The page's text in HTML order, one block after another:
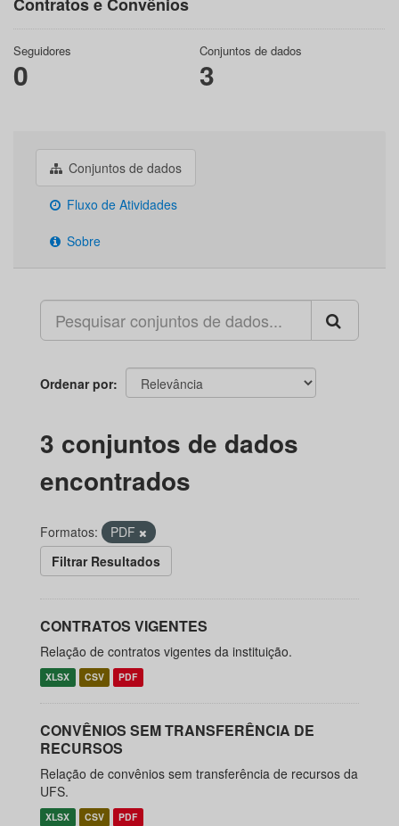
Seguidores
0
Conjuntos de dados
3
Conjuntos de dados
Fluxo de Atividades
Sobre
Ordenar por
3 conjuntos de dados
encontrados
Formatos:
PDF
Filtrar Resultados
CONTRATOS VIGENTES
Relação de contratos vigentes da instituição.
XLSX CSV PDF
CONVÊNIOS SEM TRANSFERÊNCIA DE
RECURSOS
Relação de convênios sem transferência de recursos da
UFS.
XLSX CSV PDF